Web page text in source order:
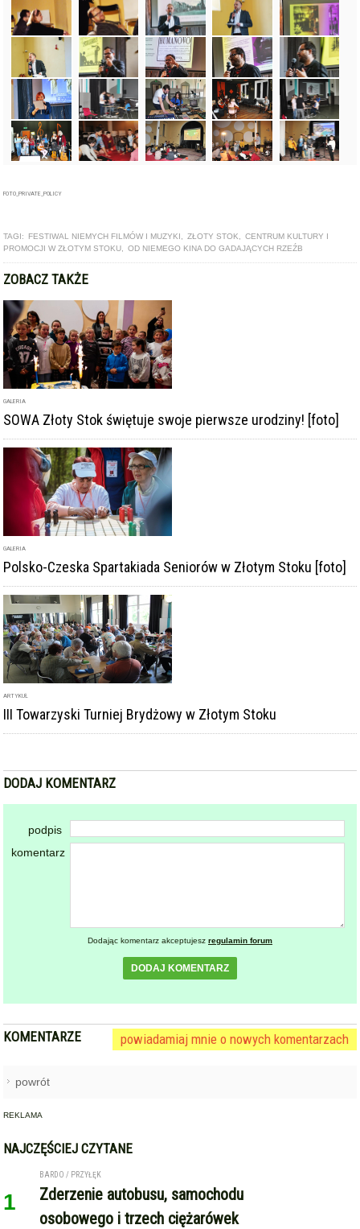
FOTO_PRIVATE_POLICY
TAGI: FESTIWAL NIEMYCH FILMÓW I MUZYKI ZŁOTY STOK
CENTRUM KULTURY I
PROMOCJI W ZŁOTYM STOKU
OD NIEMEGO KINA DO GADAJĄCYCH RZEŹB
ZOBACZ TAKŻE
GALERIA
SOWA Złoty Stok świętuje swoje pierwsze urodziny! [foto]
GALERIA
Polsko-Czeska Spartakiada Seniorów w Złotym Stoku [foto]
ARTYKUŁ
III Towarzyski Turniej Brydżowy w Złotym Stoku
DODAJ KOMENTARZ
podpis
komentarz
Dodając komentarz akceptujesz regulamin forum
DODAJ KOMENTARZ
KOMENTARZE powiadamiaj mnie o nowych komentarzach
powrót
REKLAMA
NAJCZĘŚCIEJ CZYTANE
1
BARDO / PRZYŁĘK
Zderzenie autobusu, samochodu
osobowego i trzech ciężarówek